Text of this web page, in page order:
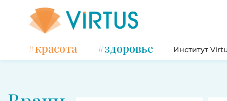
#красота #здоровье Институт